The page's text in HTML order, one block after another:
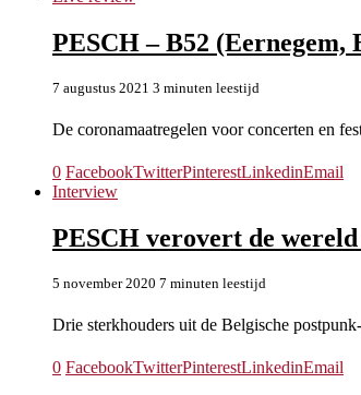
PESCH – B52 (Eernegem,
7 augustus 2021 3 minuten leestijd
De coronamaatregelen voor concerten en
0 FacebookTwitterPinterestLinkedinEmail
Interview
PESCH verovert de
5 november 2020 7 minuten leestijd
Drie sterkhouders uit de Belgische
0 FacebookTwitterPinterestLinkedinEmail